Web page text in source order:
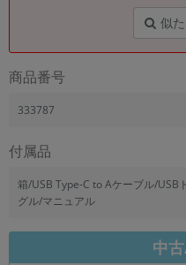
似
商品番号
333787
付属品
箱/USB Type-C to Aケーブル/USB
グル/マニュアル
中